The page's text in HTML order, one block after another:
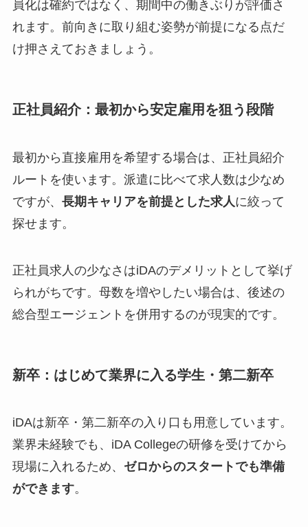
員化は確約ではなく、期間中の働きぶりが評価さ
れます。前向きに取り組む姿勢が前提になる点だ
け押さえておきましょう。
正社員紹介：最初から安定雇用を狙う段階
最初から直接雇用を希望する場合は、正社員紹介
ルートを使います。派遣に比べて求人数は少なめ
ですが、 長期キャリアを前提とした求人 に絞って
探せます。
正社員求人の少なさはiDAのデメリットとして挙げ
られがちです。母数を増やしたい場合は、後述の
総合型エージェントを併用するのが現実的です。
新卒：はじめて業界に入る学生・第二新卒
iDAは新卒・第二新卒の入り口も用意しています。
業界未経験でも、iDA Collegeの研修を受けてから
現場に入れるため、 ゼロからのスタートでも準備
ができます。